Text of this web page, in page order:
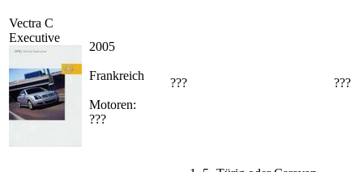
Vectra C
Executive
2005
Frankreich
Motoren:
???
??? ???